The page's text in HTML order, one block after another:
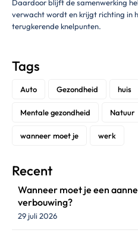
Daardoor blijft de samenwerking
verwacht wordt en krijgt richting in
terugkerende knelpunten.
Tags
Auto Gezondheid huis
Mentale gezondheid Natuur
wanneer moet je werk
Recent
Wanneer moet je een
verbouwing?
29 juli 2026